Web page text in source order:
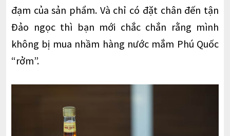
đạm của sản phẩm. Và chỉ có đặt chân đến tận
Đảo ngọc thì bạn mới chắc chắn rằng mình
không bị mua nhầm hàng nước mắm Phú Quốc
“rởm”.